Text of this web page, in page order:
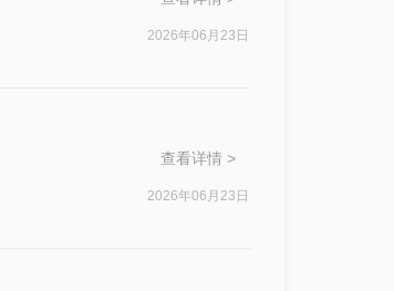
2026年06月23日
查看详情 >
2026年06月23日